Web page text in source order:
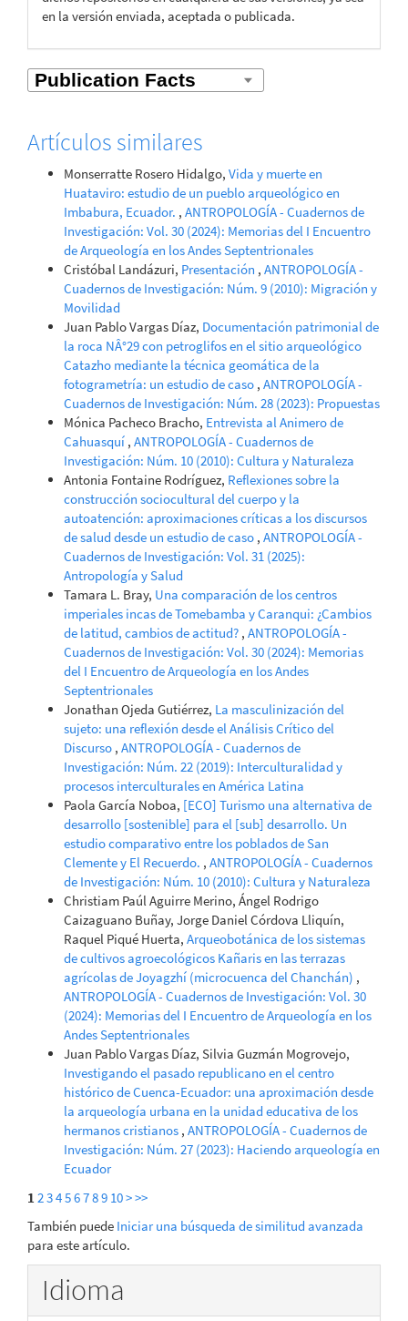
en la versión enviada, aceptada o publicada.
Artículos similares
Monserratte Rosero Hidalgo, Vida y muerte en
Huataviro: estudio de un pueblo arqueológico en
Imbabura, Ecuador. , ANTROPOLOGÍA - Cuadernos de
Investigación: Vol. 30 (2024): Memorias del I Encuentro
de Arqueología en los Andes Septentrionales
Cristóbal Landázuri, Presentación , ANTROPOLOGÍA -
Cuadernos de Investigación: Núm. 9 (2010): Migración y
Movilidad
Juan Pablo Vargas Díaz, Documentación patrimonial de
la roca NÂ°29 con petroglifos en el sitio arqueológico
Catazho mediante la técnica geomática de la
fotogrametría: un estudio de caso , ANTROPOLOGÍA -
Cuadernos de Investigación: Núm. 28 (2023): Propuestas
Mónica Pacheco Bracho, Entrevista al Animero de
Cahuasquí , ANTROPOLOGÍA - Cuadernos de
Investigación: Núm. 10 (2010): Cultura y Naturaleza
Antonia Fontaine Rodríguez, Reflexiones sobre la
construcción sociocultural del cuerpo y la
autoatención: aproximaciones críticas a los discursos
de salud desde un estudio de caso , ANTROPOLOGÍA -
Cuadernos de Investigación: Vol. 31 (2025):
Antropología y Salud
Tamara L. Bray, Una comparación de los centros
imperiales incas de Tomebamba y Caranqui: ¿Cambios
de latitud, cambios de actitud? , ANTROPOLOGÍA -
Cuadernos de Investigación: Vol. 30 (2024): Memorias
del I Encuentro de Arqueología en los Andes
Septentrionales
Jonathan Ojeda Gutiérrez, La masculinización del
sujeto: una reflexión desde el Análisis Crítico del
Discurso , ANTROPOLOGÍA - Cuadernos de
Investigación: Núm. 22 (2019): Interculturalidad y
procesos interculturales en América Latina
Paola García Noboa, [ECO] Turismo una alternativa de
desarrollo [sostenible] para el [sub] desarrollo. Un
estudio comparativo entre los poblados de San
Clemente y El Recuerdo. , ANTROPOLOGÍA - Cuadernos
de Investigación: Núm. 10 (2010): Cultura y Naturaleza
Christiam Paúl Aguirre Merino, Ángel Rodrigo
Caizaguano Buñay, Jorge Daniel Córdova Lliquín,
Raquel Piqué Huerta, Arqueobotánica de los sistemas
de cultivos agroecológicos Kañaris en las terrazas
agrícolas de Joyagzhí (microcuenca del Chanchán) ,
ANTROPOLOGÍA - Cuadernos de Investigación: Vol. 30
(2024): Memorias del I Encuentro de Arqueología en los
Andes Septentrionales
Juan Pablo Vargas Díaz, Silvia Guzmán Mogrovejo,
Investigando el pasado republicano en el centro
histórico de Cuenca-Ecuador: una aproximación desde
la arqueología urbana en la unidad educativa de los
hermanos cristianos , ANTROPOLOGÍA - Cuadernos de
Investigación: Núm. 27 (2023): Haciendo arqueología en
Ecuador
1 23456789 10>>>
También puede Iniciar una búsqueda de similitud avanzada
para este artículo.
Idioma